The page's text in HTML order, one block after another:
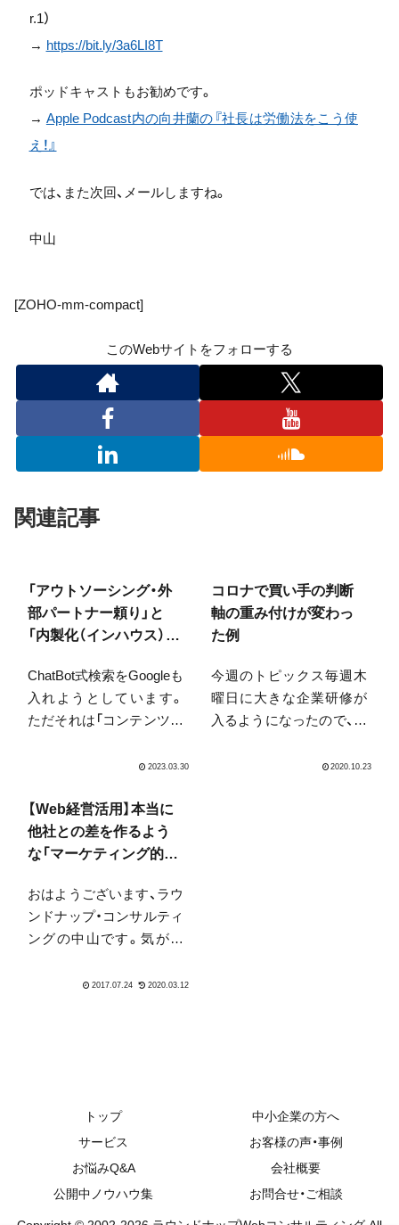
r.1）
→ https://bit.ly/3a6LI8T
ポッドキャストもお勧めです。
→ Apple Podcast内の向井蘭の『社長は労働法をこう使
え！』
では、また次回、メールしますね。
中山
[ZOHO-mm-compact]
このWebサイトをフォローする
関連記事
「アウトソーシング・外
部パートナー頼り」と
「内製化（インハウス）」
ChatBot式検索をGoogleも
入れようとしています。
ただそれは「コンテンツ作
ありません。誰でも作れ
うでしょうが、むしろ「あ
なたの中のコア・企業の中
のコアを、きちんと表現す
ます。
コロナで買い手の判断
軸の重み付けが変わっ
た例
今週のトピックス毎週木
曜日に大きな企業研修が
入るようになったので、ず
て、金曜日ということでま
【Web経営活用】本当に
他社との差を作るよう
な「マーケティング的資
なら？
おはようございます、ラウ
ンドナップ・コンサルティ
ングの中山です。気がつ
いと来年の花粉が怖いで
時間くらい...トップ
中小企業の方へ
サービス
お客様の声・事例
お悩みQ&A
会社概要
公開中ノウハウ集
お問合せ・ご相談